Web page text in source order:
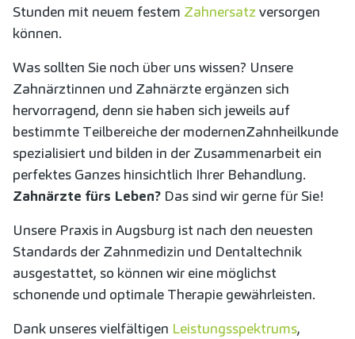
Stunden mit neuem festem Zahnersatz versorgen
können.
Was sollten Sie noch über uns wissen? Unsere
Zahnärztinnen und Zahnärzte ergänzen sich
hervorragend, denn sie haben sich jeweils auf
bestimmte Teilbereiche der modernenZahnheilkunde
spezialisiert und bilden in der Zusammenarbeit ein
perfektes Ganzes hinsichtlich Ihrer Behandlung.
Zahnärzte fürs Leben? Das sind wir gerne für Sie!
Unsere Praxis in Augsburg ist nach den neuesten
Standards der Zahnmedizin und Dentaltechnik
ausgestattet, so können wir eine möglichst
schonende und optimale Therapie gewährleisten.
Dank unseres vielfältigen Leistungsspektrums,